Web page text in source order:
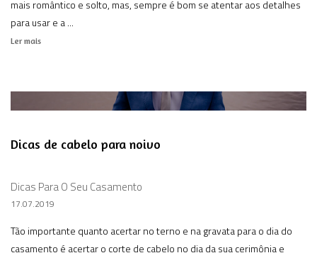
mais romântico e solto, mas, sempre é bom se atentar aos detalhes
para usar e a ...
Ler mais
Dicas de cabelo para noivo
Dicas Para O Seu Casamento
17.07.2019
Tão importante quanto acertar no terno e na gravata para o dia do
casamento é acertar o corte de cabelo no dia da sua cerimônia e